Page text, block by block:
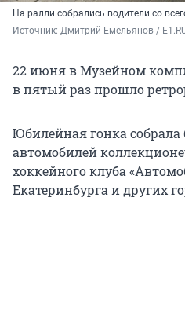
На ралли собрались водители со
Источник: Дмитрий Емельянов /
22 июня в Музейном
в пятый раз прошло
Юбилейная гонка собрала
автомобилей
хоккейного клуба
Екатеринбурга и других